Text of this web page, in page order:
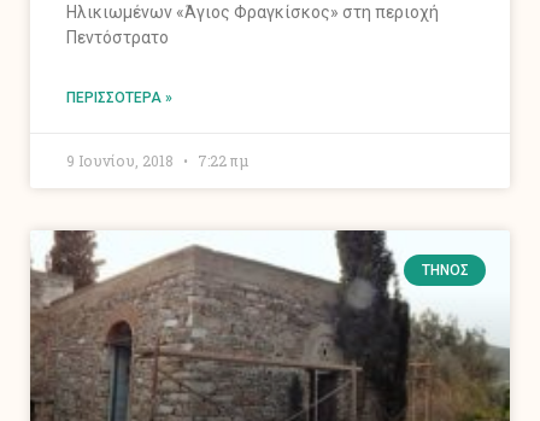
Ηλικιωμένων «Άγιος Φραγκίσκος» στη περιοχή
Πεντόστρατο
ΠΕΡΙΣΣΌΤΕΡΑ »
9 Ιουνίου, 2018 7:22 πμ
ΤΉΝΟΣ